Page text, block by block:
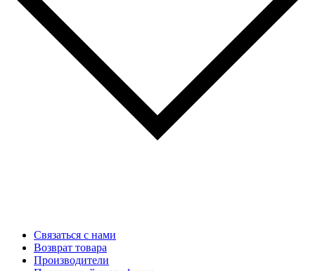
Связаться с нами
Возврат товара
Производители